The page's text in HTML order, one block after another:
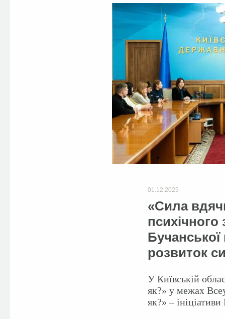
01.12.2025
«Сила
психічного
розвиток
У Київській
як?» у межах
як?» –